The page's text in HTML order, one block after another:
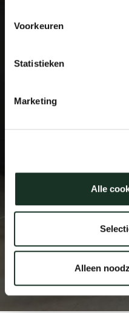
Voorkeuren
Statistieken
Marketing
Alle
Alleen
Leicht
Tainan, Taiwan